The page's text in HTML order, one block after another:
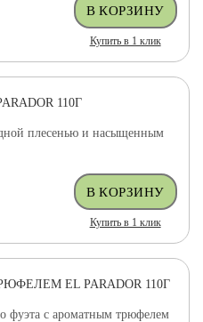
Купить в 1 клик
110Г
плесенью и насыщенным
Купить в 1 клик
EL PARADOR 110Г
фуэта с ароматным трюфелем